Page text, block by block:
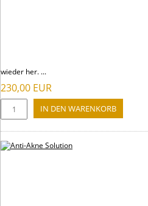
wieder her. ...
230,00 EUR